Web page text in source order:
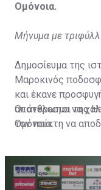
Ομόνοια.
Μήνυμα με
Δημοσίευμα της
Μαροκινός
και έκανε
αποτέλεσμα να
Ομόνοια.
Οι άνθρωποι της
τον παίκτη να
μετακίνησή του,
να λύσει το
ελεύθερα σε